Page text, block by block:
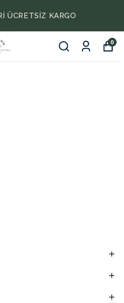
ÜCRETSIZ KARGO
0